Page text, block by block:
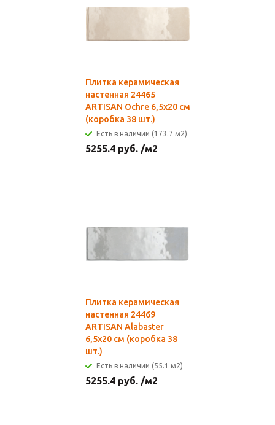
Плитка керамическая
настенная 24465
ARTISAN Ochre 6,5х20 см
(коробка 38 шт.)
Есть в наличии (173.7 м2)
5255.4 руб. /м2
Плитка керамическая
настенная 24469
ARTISAN Alabaster
6,5х20 см (коробка 38
шт.)
Есть в наличии (55.1 м2)
5255.4 руб. /м2